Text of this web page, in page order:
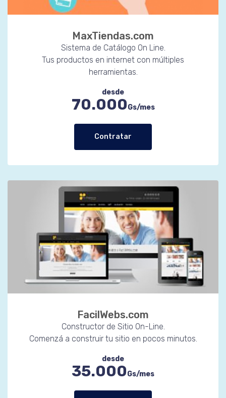
MaxTiendas.com
Sistema de Catálogo On Line.
Tus productos en internet con múltiples
herramientas.
desde
70.000Gs/mes
Contratar
FacilWebs.com
Constructor de Sitio On-Line.
Comenzá a construir tu sitio en pocos minutos.
desde
35.000Gs/mes